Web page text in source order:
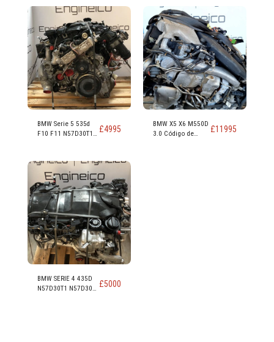
BMW Serie 5 535d
F10 F11 N57D30T1
diésel 3.0
£4995
BMW X5 X6 M550D
3.0 Código de
£11995
BMW SERIE 4 435D
N57D30T1 N57D30B £5000